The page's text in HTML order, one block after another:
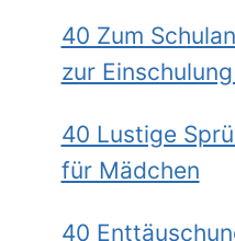
40 Zum
zur
40 Lustige
für Mädchen
40